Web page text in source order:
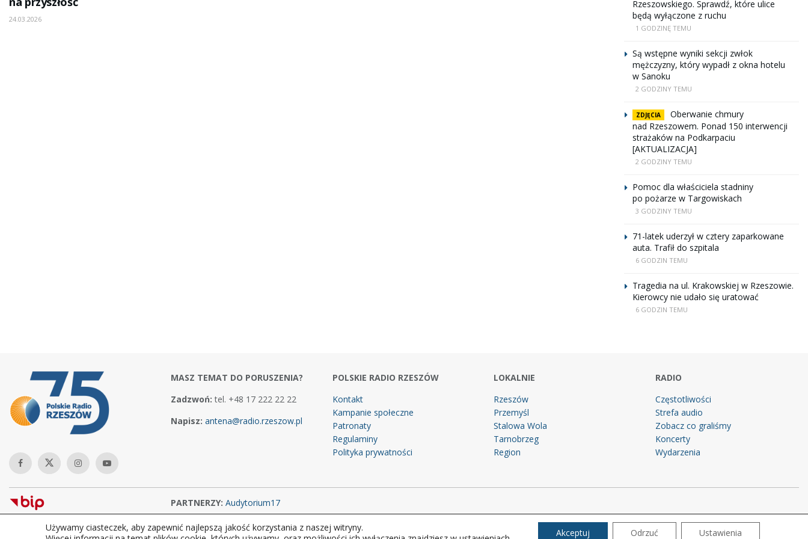
24.03.2026
Rzeszowskiego. Sprawdź, które ulice
będą wyłączone z ruchu
1 GODZINĘ TEMU
Są wstępne wyniki sekcji zwłok
mężczyzny, który wypadł z okna hotelu
w Sanoku
2 GODZINY TEMU
ZDJĘCIA
Oberwanie chmury
nad Rzeszowem. Ponad 150 interwencji
strażaków na Podkarpaciu
[AKTUALIZACJA]
2 GODZINY TEMU
Pomoc dla właściciela stadniny
po pożarze w Targowiskach
3 GODZINY TEMU
71-latek uderzył w cztery zaparkowane
auta. Trafił do szpitala
6 GODZIN TEMU
Tragedia na ul. Krakowskiej w Rzeszowie.
Kierowcy nie udało się uratować
6 GODZIN TEMU
MASZ TEMAT DO PORUSZENIA?
Zadzwoń: tel. +48 17 222 22 22
Napisz: antena@radio.rzeszow.pl
POLSKIE RADIO RZESZÓW
Kontakt
Kampanie społeczne
Patronaty
Regulaminy
Polityka prywatności
LOKALNIE
Rzeszów
Przemyśl
Stalowa Wola
Tarnobrzeg
Region
RADIO
Częstotliwości
Strefa audio
Zobacz co graliśmy
Koncerty
Wydarzenia
PARTNERZY: Audytorium17
Copyright © 2026Polskie Radio Rzeszów S.A. w likwidacj. Wszelkie prawa zastrzeżone.
Używamy ciasteczek, aby zapewnić najlepszą jakość korzystania z naszej witryny.
Akceptuj Odrzuć Ustawienia